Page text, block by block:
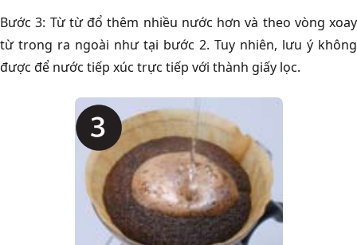
Bước 3: Từ từ đổ thêm nhiều nước hơn và theo vòng xoay
từ trong ra ngoài như tại bước 2. Tuy nhiên, lưu ý không
được để nước tiếp xúc trực tiếp với thành giấy lọc.